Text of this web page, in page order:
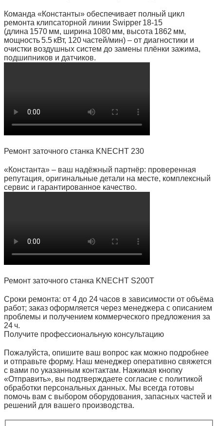
Команда «Константы» обеспечивает полный цикл
ремонта клипсаторной линии Swipper 18‑15
(длина 1570 мм, ширина 1080 мм, высота 1862 мм,
мощность 5.5 кВт, 120 частей/мин) – от диагностики и
очистки воздушных систем до замены плёнки зажима,
подшипников и датчиков.
Ремонт заточного станка KNECHT 230
«Константа» – ваш надёжный партнёр: проверенная
репутация, оригинальные детали на месте, комплексный
сервис и гарантированное качество.
Ремонт заточного станка KNECHT S200T
Сроки ремонта: от 4 до 24 часов в зависимости от объёма
работ; заказ оформляется через менеджера с описанием
проблемы и получением коммерческого предложения за
24 ч.
Получите профессиональную консультацию
Пожалуйста, опишите ваш вопрос как можно подробнее
и отправьте форму. Наш менеджер оперативно свяжется
с вами по указанным контактам. Нажимая кнопку
«Отправить», вы подтверждаете согласие с политикой
обработки персональных данных. Мы всегда готовы
помочь вам с выбором оборудования, запасных частей и
решений для вашего производства.